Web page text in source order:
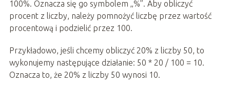
100%. Oznacza się go symbolem „%”. Aby obliczyć
procent z liczby, należy pomnożyć liczbę przez wartość
procentową i podzielić przez 100.
Przykładowo, jeśli chcemy obliczyć 20% z liczby 50, to
wykonujemy następujące działanie: 50 * 20 / 100 = 10.
Oznacza to, że 20% z liczby 50 wynosi 10.